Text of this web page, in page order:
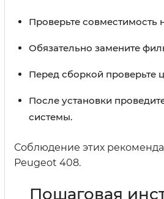
Проверьте
Обязательно замените
Перед сборкой проверьте
После установки
системы.
Соблюдение этих
Peugeot 408.
Пошаговая